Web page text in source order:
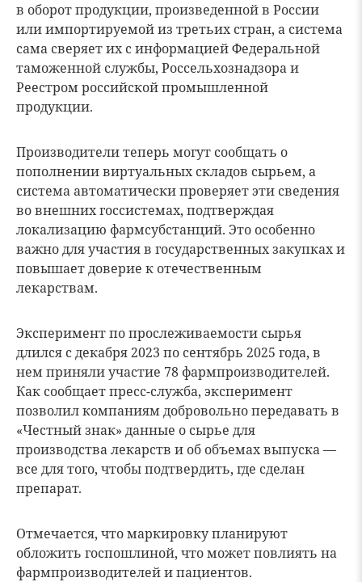
в оборот продукции, произведенной в России
или импортируемой из третьих стран, а система
сама сверяет их с информацией Федеральной
таможенной службы, Россельхознадзора и
Реестром российской промышленной
продукции.
Производители теперь могут сообщать о
пополнении виртуальных складов сырьем, а
система автоматически проверяет эти сведения
во внешних госсистемах, подтверждая
локализацию фармсубстанций. Это особенно
важно для участия в государственных закупках и
повышает доверие к отечественным
лекарствам.
Эксперимент по прослеживаемости сырья
длился с декабря 2023 по сентябрь 2025 года, в
нем приняли участие 78 фармпроизводителей.
Как сообщает пресс-служба, эксперимент
позволил компаниям добровольно передавать в
«Честный знак» данные о сырье для
производства лекарств и об объемах выпуска —
все для того, чтобы подтвердить, где сделан
препарат.
Отмечается, что маркировку планируют
обложить госпошлиной, что может повлиять на
фармпроизводителей и пациентов.